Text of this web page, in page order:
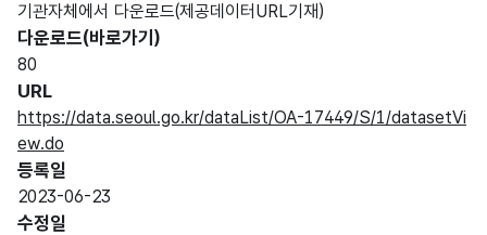
기관자체에서 다운로드(제공데이터URL기재)
다운로드(바로가기)
80
URL
https://data.seoul.go.kr/dataList/OA-17449/S/1/datasetVi
ew.do
등록일
2023-06-23
수정일